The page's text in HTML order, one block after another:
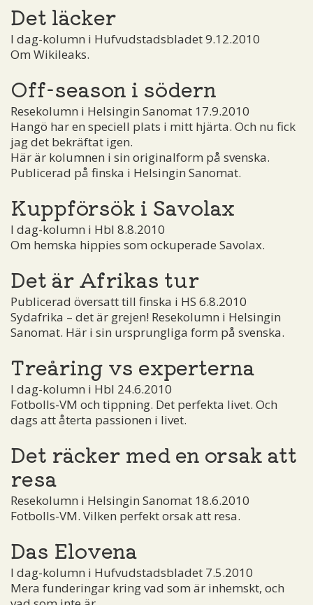
Det läcker
I dag-kolumn i Hufvudstadsbladet 9.12.2010
Om Wikileaks.
Off-season i södern
Resekolumn i Helsingin Sanomat 17.9.2010
Hangö har en speciell plats i mitt hjärta. Och nu fick
jag det bekräftat igen.
Här är kolumnen i sin originalform på svenska.
Publicerad på finska i Helsingin Sanomat.
Kuppförsök i Savolax
I dag-kolumn i Hbl 8.8.2010
Om hemska hippies som ockuperade Savolax.
Det är Afrikas tur
Publicerad översatt till finska i HS 6.8.2010
Sydafrika – det är grejen! Resekolumn i Helsingin
Sanomat. Här i sin ursprungliga form på svenska.
Treåring vs experterna
I dag-kolumn i Hbl 24.6.2010
Fotbolls-VM och tippning. Det perfekta livet. Och
dags att återta passionen i livet.
Det räcker med en orsak att
resa
Resekolumn i Helsingin Sanomat 18.6.2010
Fotbolls-VM. Vilken perfekt orsak att resa.
Das Elovena
I dag-kolumn i Hufvudstadsbladet 7.5.2010
Mera funderingar kring vad som är inhemskt, och